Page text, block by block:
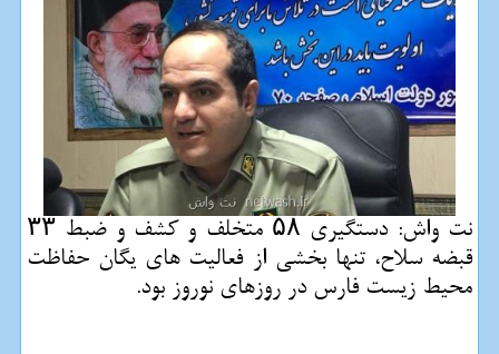
نت واش: دستگیری ۵۸ متخلف و كشف و ضبط ۳۳
قبضه سلاح، تنها بخشی از فعالیت های یگان حفاظت
محیط زیست فارس در روزهای نوروز بود.